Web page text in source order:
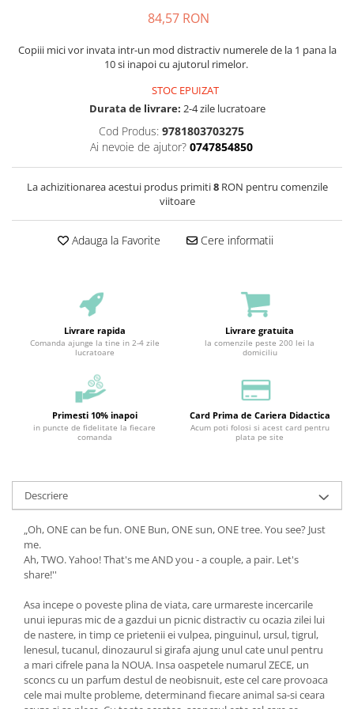
84,57 RON
Copiii mici vor invata intr-un mod distractiv numerele de la 1 pana la
10 si inapoi cu ajutorul rimelor.
STOC EPUIZAT
Durata de livrare: 2-4 zile lucratoare
Cod Produs: 9781803703275
Ai nevoie de ajutor? 0747854850
La achizitionarea acestui produs primiti8RON pentru comenzile
viitoare
Adauga la Favorite Cere informatii
Livrare rapida
Comanda ajunge la tine in 2-4 zile
lucratoare
Livrare gratuita
la comenzile peste 200 lei la
domiciliu
Primesti 10% inapoi
in puncte de fidelitate la fiecare
comanda
Card Prima de Cariera Didactica
Acum poti folosi si acest card pentru
plata pe site
Descriere
„Oh, ONE can be fun. ONE Bun, ONE sun, ONE tree. You see? Just
me.
Ah, TWO. Yahoo! That's me AND you - a couple, a pair. Let's
share!''
Asa incepe o poveste plina de viata, care urmareste incercarile
unui iepuras mic de a gazdui un picnic distractiv cu ocazia zilei lui
de nastere, in timp ce prietenii ei vulpea, pinguinul, ursul, tigrul,
lenesul, tucanul, dinozaurul si girafa ajung unul cate unul pentru
a mari cifrele pana la NOUA. Insa oaspetele numarul ZECE, un
sconcs cu un parfum destul de neobisnuit, este cel care provoaca
cele mai multe probleme, determinand fiecare animal sa-si ceara